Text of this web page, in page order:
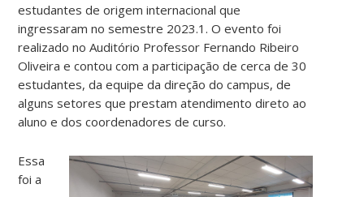
estudantes de origem internacional que
ingressaram no semestre 2023.1. O evento foi
realizado no Auditório Professor Fernando Ribeiro
Oliveira e contou com a participação de cerca de 30
estudantes, da equipe da direção do campus, de
alguns setores que prestam atendimento direto ao
aluno e dos coordenadores de curso.
Essa
foi a